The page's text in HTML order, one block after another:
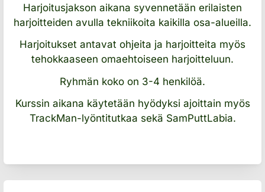
Harjoitusjakson aikana syvennetään erilaisten
harjoitteiden avulla tekniikoita kaikilla osa-alueilla.
Harjoitukset antavat ohjeita ja harjoitteita myös
tehokkaaseen omaehtoiseen harjoitteluun.
Ryhmän koko on 3-4 henkilöä.
Kurssin aikana käytetään hyödyksi ajoittain myös
TrackMan-lyöntitutkaa sekä SamPuttLabia.